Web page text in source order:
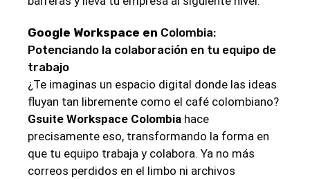
Google Workspace en ‍Colombia:
Potenciando la colaboración en⁣ tu equipo de
trabajo
¿Te imaginas un espacio​ digital donde las ideas
fluyan tan libremente como el ⁣café colombiano?
Gsuite Workspace Colombia hace
precisamente eso, transformando la forma ⁣en⁣
que tu equipo trabaja y colabora. Ya⁤ no más‌
correos perdidos en el limbo ni archivos